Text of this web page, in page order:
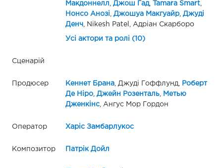
Макдоннелл
Джош Гад, Tamara Smart,
Нонсо Анозі
Джошуа Макгуайр, Джуді
Денч
, Nikesh Patel, Адріан Скарборо
Усі актори та ролі (10)
Сценарій
Продюсер Кеннет Брана, Джуді Гоффлунд,
Роберт
Де Ніро, Джейн Розенталь,
Метью
Дженкінс, Ангус Мор Гордон
Оператор Харіс Замбарлукос
Композитор Патрік Дойл